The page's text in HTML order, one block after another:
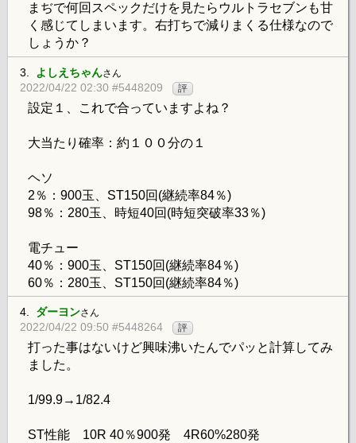
まぢで何回スペックだけを見たらウルトラセブンも甘
く感じてしまいます。右打ちで減りまくる仕様なので
しょうか？
3. よしえちゃんさん
2022/04/22 02:30 #5448209 評
設定１、これで合っていますよね？
大当たり確率：約１００分の１
ヘソ
2％：900玉、ST150回(継続率84％)
98％：280玉、時短40回(時短突破率33％)
電チュー
40％：900玉、ST150回(継続率84％)
60％：280玉、ST150回(継続率84％)
4. ダーヨンさん
2022/04/22 09:50 #5448264 評
打った事はないけど興味沸いたんでパッと計算してみ
ました。
1/99.9→1/82.4
ST性能 10R 40％900発 4R60%280発